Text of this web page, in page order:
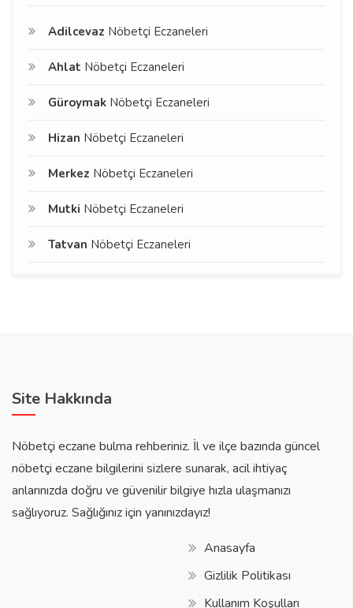
Adilcevaz Nöbetçi Eczaneleri
Ahlat Nöbetçi Eczaneleri
Güroymak Nöbetçi Eczaneleri
Hizan Nöbetçi Eczaneleri
Merkez Nöbetçi Eczaneleri
Mutki Nöbetçi Eczaneleri
Tatvan Nöbetçi Eczaneleri
Site Hakkında
Nöbetçi eczane bulma rehberiniz. İl ve ilçe bazında güncel
nöbetçi eczane bilgilerini sizlere sunarak, acil ihtiyaç
anlarınızda doğru ve güvenilir bilgiye hızla ulaşmanızı
sağlıyoruz. Sağlığınız için yanınızdayız!
Anasayfa
Gizlilik Politikası
Kullanım Koşulları